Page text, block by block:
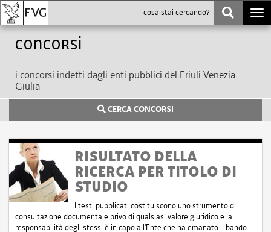
Concorsi
i concorsi indetti dagli enti pubblici del Friuli Venezia
Giulia
CERCA CONCORSI
RISULTATO DELLA
RICERCA PER TITOLO DI
STUDIO
I testi pubblicati costituiscono uno strumento di
consultazione documentale privo di qualsiasi valore giuridico e la
responsabilità degli stessi è in capo all'Ente che ha emanato il bando.